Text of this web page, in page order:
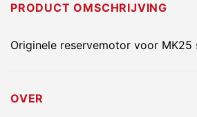
PRODUCT OMSCHRIJVING
Originele reservemotor voor
OVER